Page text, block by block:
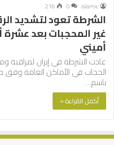
islamic
0
216
الشرطة تعود لتشديد
غير المحجبات بعد
أميني
عادت الشرطة في إيران لمراقبة
الحجاب في الأماكن العامة وفق
باسم…
أكمل القراءة »